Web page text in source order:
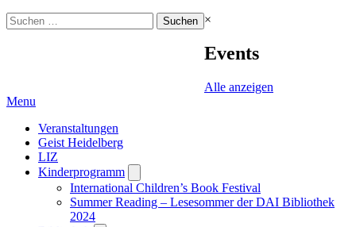
Suchen
nach:
×
Events
Alle anzeigen
Menu
Veranstaltungen
Geist Heidelberg
LIZ
Kinderprogramm
submenu
International Children’s Book Festival
Summer Reading – Lesesommer der DAI Bibliothek
2024